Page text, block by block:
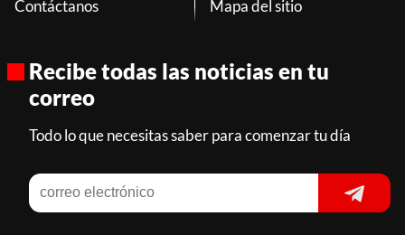
Contáctanos
Mapa del sitio
Recibe todas las noticias en tu
correo
Todo lo que necesitas saber para comenzar tu día